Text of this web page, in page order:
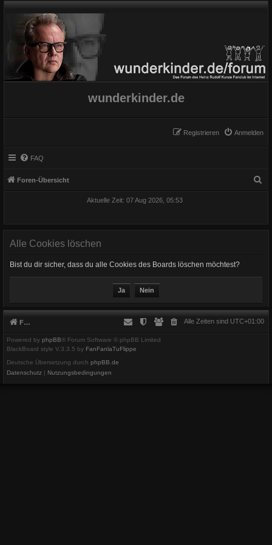
wunderkinder.de
Anmelden
Registrieren
FAQ
Foren-Übersicht
Aktuelle Zeit: 07 Aug 2026, 05:53
Alle Cookies löschen
Bist du dir sicher, dass du alle Cookies des Boards löschen möchtest?
Foren-Übersicht Alle Zeiten sind UTC+01:00
Powered by phpBB® Forum Software © phpBB Limited
BlackBoard style V.3.3.5 by FanFanlaTuFlippe
Deutsche Übersetzung durch phpBB.de
Datenschutz
Nutzungsbedingungen